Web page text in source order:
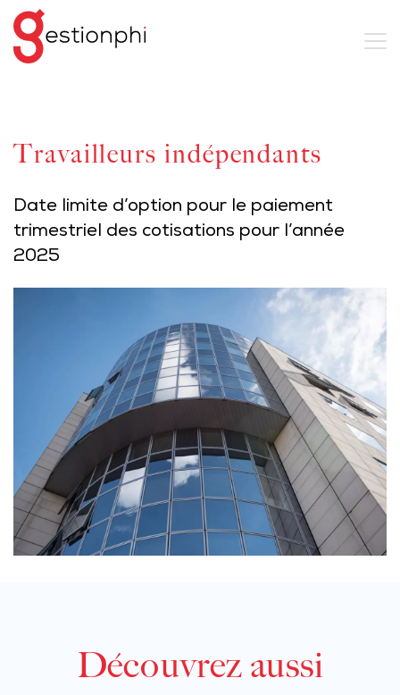
Travailleurs indépendants
Date limite d’option pour le paiement
trimestriel des cotisations pour l’année
2025
Découvrez aussi